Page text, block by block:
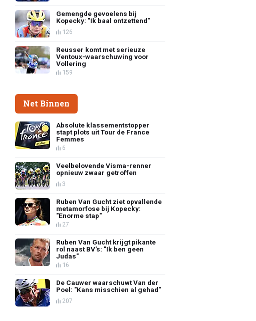
Gemengde gevoelens bij
Kopecky: "Ik baal ontzettend"
126
Reusser komt met serieuze
Ventoux-waarschuwing voor
Vollering
159
Net Binnen
Absolute klassementstopper
stapt plots uit Tour de France
Femmes
6
Veelbelovende Visma-renner
opnieuw zwaar getroffen
3
Ruben Van Gucht ziet opvallende
metamorfose bij Kopecky:
"Enorme stap"
27
Ruben Van Gucht krijgt pikante
rol naast BV's: "Ik ben geen
Judas"
16
De Cauwer waarschuwt Van der
Poel: "Kans misschien al gehad"
207